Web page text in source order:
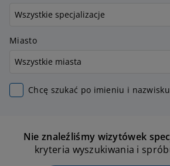
Miasto
Chcę szukać po imieniu i nazwisku
Nie znaleźliśmy wizytówek
kryteria wyszukiwania i